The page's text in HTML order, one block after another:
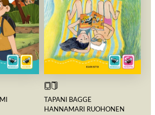
TAPANI BAGGE
HANNAMARI RUOHONEN